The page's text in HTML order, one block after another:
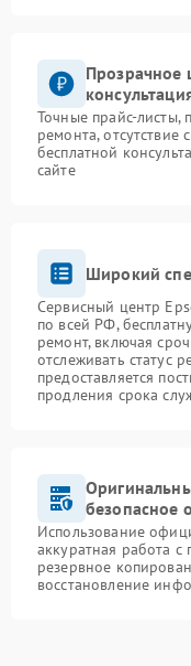
Прозрачное
Точные прайс-листы,
ремонта, отсутствие
бесплатной
сайте
Широкий
Сервисный центр
по всей РФ,
ремонт, включая
отслеживать статус
предоставляется
продления срока
безопасное
Использование
аккуратная работа
резервное
восстановление